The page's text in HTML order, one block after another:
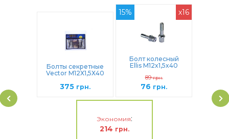
Болты секретные
Vector М12Х1,5Х40
375 грн.
15%
Болт колесный
Ellis M12x1,5x40
89грн.
76 грн.
x16
Экономия:
214 грн.